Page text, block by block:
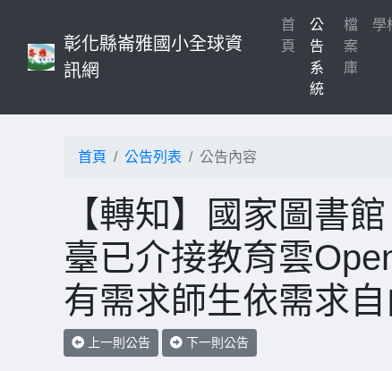
彰化縣崙雅國小全球資
訊網
首
頁 (current)
公
告
系
統
檔
案
庫
學
首頁 公告列表 公告內容
【轉知】國家圖書
臺已介接教育雲
有需求師生依需求自
上一則公告 下一則公告